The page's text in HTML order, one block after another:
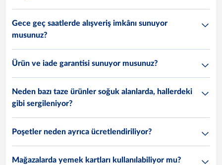
Gece geç saatlerde alışveriş imkânı sunuyor
musunuz?
Ürün ve iade garantisi sunuyor musunuz?
Neden bazı taze ürünler soğuk alanlarda, hallerdeki
gibi sergileniyor?
Poşetler neden ayrıca ücretlendiriliyor?
Mağazalarda yemek kartları kullanılabiliyor mu?